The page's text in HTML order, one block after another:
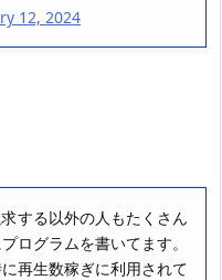
12, 2024
する以外の人もたくさん
ログラムを書いてます。
再生数稼ぎに利用されて